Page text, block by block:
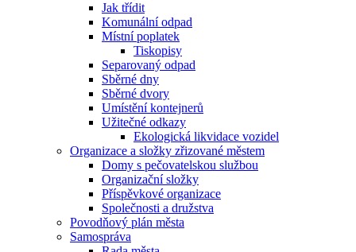
Jak třídit
Komunální odpad
Místní poplatek
Tiskopisy
Separovaný odpad
Sběrné dny
Sběrné dvory
Umístění kontejnerů
Užitečné odkazy
Ekologická likvidace vozidel
Organizace a složky zřizované městem
Domy s pečovatelskou službou
Organizační složky
Příspěvkové organizace
Společnosti a družstva
Povodňový plán města
Samospráva